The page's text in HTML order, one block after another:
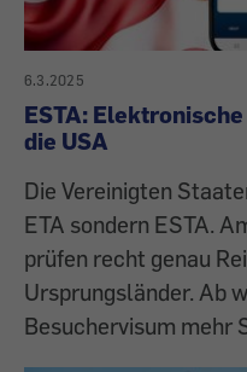
6.3.2025
ESTA:
die USA
Die Vereinigten
ETA sondern ESTA.
prüfen recht genau
Ursprungsländer. Ab
Besuchervisum mehr